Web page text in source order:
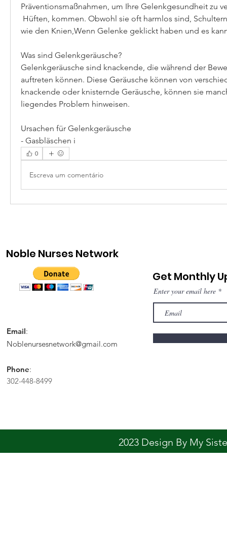
Präventionsmaßnahmen, um Ihre Gelenkgesundheit zu
wie den Knien,Wenn Gelenke geklickt haben und es
Was sind Gelenkgeräusche?
Gelenkgeräusche sind knackende, die während der
auftreten können. Diese Geräusche können von
knackende oder knisternde Geräusche, können sie
liegendes Problem hinweisen.
Ursachen für Gelenkgeräusche
- Gasbläschen i
0
Escreva um comentário
Noble Nurses Network
Email:
Noblenursesnetwork@gmail.com
Phone:
302-448-8499
Get Monthly
Enter your email here
2023 Design By My